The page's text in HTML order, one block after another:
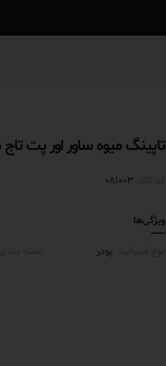
تاپینگ میوه ساور اور پت تاج ۱۲۵ گرم
081003
ویژگی‌ها
پودر